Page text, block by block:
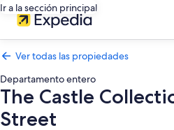
Ir a la sección principal
Ver todas las propiedades
Departamento entero
The Castle
Street